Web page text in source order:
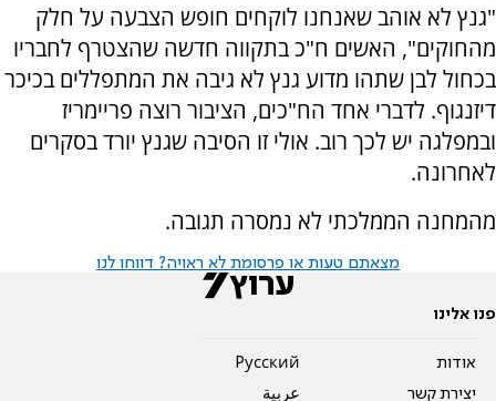
"גנץ לא אוהב שאנחנו לוקחים חופש הצבעה על חלק
מהחוקים", האשים ח"כ בתקווה חדשה שהצטרף לחבריו
בכחול לבן שתהו מדוע גנץ לא גיבה את המתפללים בכיכר
דיזנגוף. לדברי אחד הח"כים, הציבור רוצה פריימריז
ובמפלגה יש לכך רוב. אולי זו הסיבה שגנץ יורד בסקרים
לאחרונה.
מהמחנה הממלכתי לא נמסרה תגובה.
מצאתם טעות או פרסומת לא ראויה? דווחו לנו
פנו אלינו
אודות
יצירת קשר
Pусский
عربية